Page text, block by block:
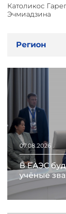
Католикос
Эчмиадзина
Регион
07.08.2026
В ЕАЭС
учёные